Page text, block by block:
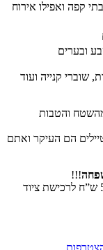
קפה ואפילו אירוח
ובערים
שוברי קנייה ועוד
והטבות
הם העיקר ואתם
!!!
בעת ההצטרפות תקבלו מיידית שובר מתנה של 50 ש”ח לרכישת ציוד